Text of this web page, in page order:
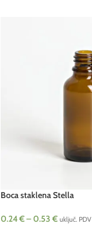
Boca staklena Stella
0.24€–0.53 € uključ. PDV